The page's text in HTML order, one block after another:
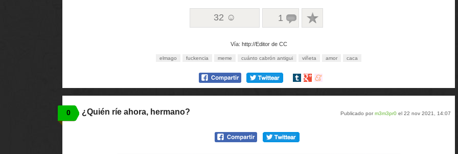
32 ☺ 1
Vía: http://Editor de CC
elmago fuckencia meme cuánto cabrón antigui viñeta amor caca
Compartir
Compartir
Compartir
0 Publicado porm3m3pr0 el 22 nov 2021, 14:07
¿Quién ríe ahora, hermano?